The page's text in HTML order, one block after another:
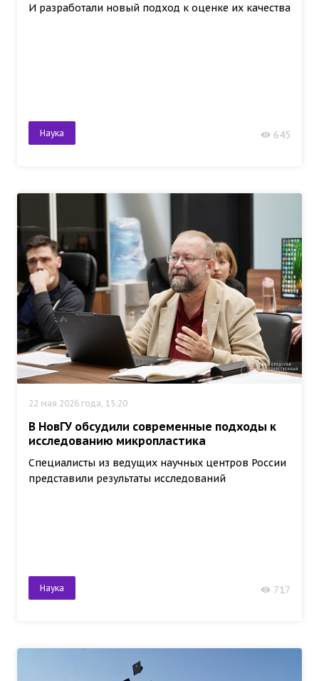
И разработали новый подход к оценке их качества
Наука 645
22 мая 2026 года, 15:20
В НовГУ обсудили современные подходы к
исследованию микропластика
Специалисты из ведущих научных центров России
представили результаты исследований
Наука 717